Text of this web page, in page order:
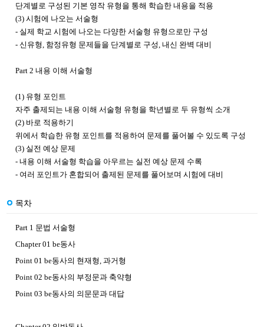
단계별로 구성된 기본 영작 유형을 통해 학습한 내용을 적용
(3) 시험에 나오는 서술형
- 실제 학교 시험에 나오는 다양한 서술형 유형으로만 구성
- 신유형, 함정유형 문제들을 단계별로 구성, 내신 완벽 대비
Part 2 내용 이해 서술형
(1) 유형 포인트
자주 출제되는 내용 이해 서술형 유형을 학년별로 두 유형씩 소개
(2) 바로 적용하기
위에서 학습한 유형 포인트를 적용하여 문제를 풀어볼 수 있도록 구성
(3) 실전 예상 문제
- 내용 이해 서술형 학습을 아우르는 실전 예상 문제 수록
- 여러 포인트가 혼합되어 출제된 문제를 풀어보며 시험에 대비
목차
Part 1 문법 서술형
Chapter 01 be동사
Point 01 be동사의 현재형, 과거형
Point 02 be동사의 부정문과 축약형
Point 03 be동사의 의문문과 대답